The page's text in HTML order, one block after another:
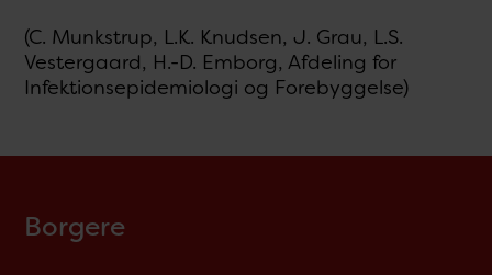
(C. Munkstrup, L.K. Knudsen, J. Grau, L.S.
Vestergaard, H.-D. Emborg, Afdeling for
Infektionsepidemiologi og Forebyggelse)
Borgere